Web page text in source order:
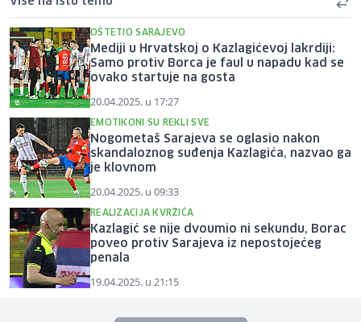
OŠTETIO SARAJEVO
Mediji u Hrvatskoj o Kazlagićevoj lakrdiji:
Samo protiv Borca je faul u napadu kad se
ovako startuje na gosta
20.04.2025. u 17:27
EMOTIKONI SU REKLI SVE
Nogometaš Sarajeva se oglasio nakon
skandaloznog suđenja Kazlagića, nazvao ga
je klovnom
20.04.2025. u 09:33
REALIZACIJA KVRŽIĆA
Kazlagić se nije dvoumio ni sekundu, Borac
poveo protiv Sarajeva iz nepostojećeg
penala
19.04.2025. u 21:15